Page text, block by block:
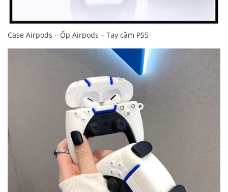
Case Airpods – Ốp Airpods – Tay cầm PS5